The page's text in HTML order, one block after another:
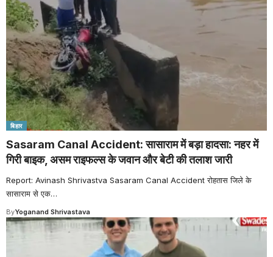
बिहार
Sasaram Canal Accident: सासाराम में बड़ा हादसा: नहर में
गिरी बाइक, असम राइफल्स के जवान और बेटी की तलाश जारी
Report: Avinash Shrivastva Sasaram Canal Accident रोहतास जिले के
सासाराम से एक…
ByYoganand Shrivastava